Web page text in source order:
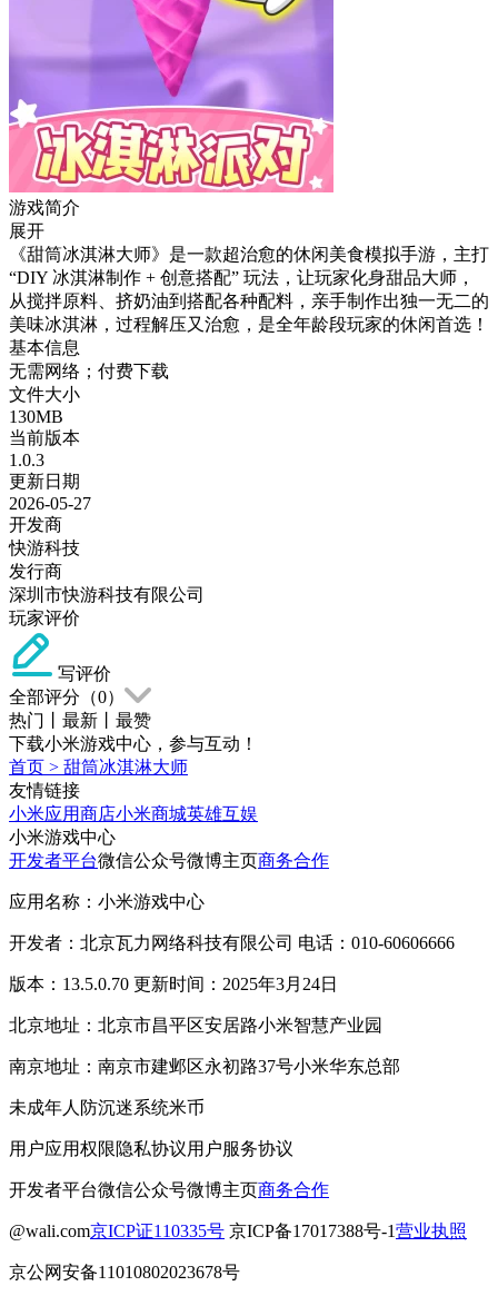
游戏简介
展开
《甜筒冰淇淋大师》是一款超治愈的休闲美食模拟手游，主打
“DIY 冰淇淋制作 + 创意搭配” 玩法，让玩家化身甜品大师，
从搅拌原料、挤奶油到搭配各种配料，亲手制作出独一无二的
美味冰淇淋，过程解压又治愈，是全年龄段玩家的休闲首选！
基本信息
无需网络；付费下载
文件大小
130MB
当前版本
1.0.3
更新日期
2026-05-27
开发商
快游科技
发行商
深圳市快游科技有限公司
玩家评价
写评价
全部评分（0）
热门
最新
最赞
下载小米游戏中心，参与互动！
首页 > 甜筒冰淇淋大师
友情链接
小米应用商店小米商城英雄互娱
小米游戏中心
开发者平台微信公众号微博主页商务合作
应用名称：小米游戏中心
开发者：北京瓦力网络科技有限公司 电话：010-60606666
版本：13.5.0.70 更新时间：2025年3月24日
北京地址：北京市昌平区安居路小米智慧产业园
南京地址：南京市建邺区永初路37号小米华东总部
未成年人防沉迷系统米币
用户应用权限隐私协议用户服务协议
开发者平台微信公众号微博主页商务合作
@wali.com京ICP证110335号 京ICP备17017388号-1营业执照
京公网安备11010802023678号